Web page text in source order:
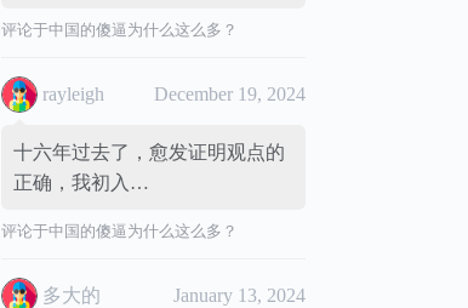
评论于中国的傻逼为什么这么多？
rayleigh December 19, 2024
十六年过去了，愈发证明观点的
正确，我初入…
评论于中国的傻逼为什么这么多？
多大的 January 13, 2024